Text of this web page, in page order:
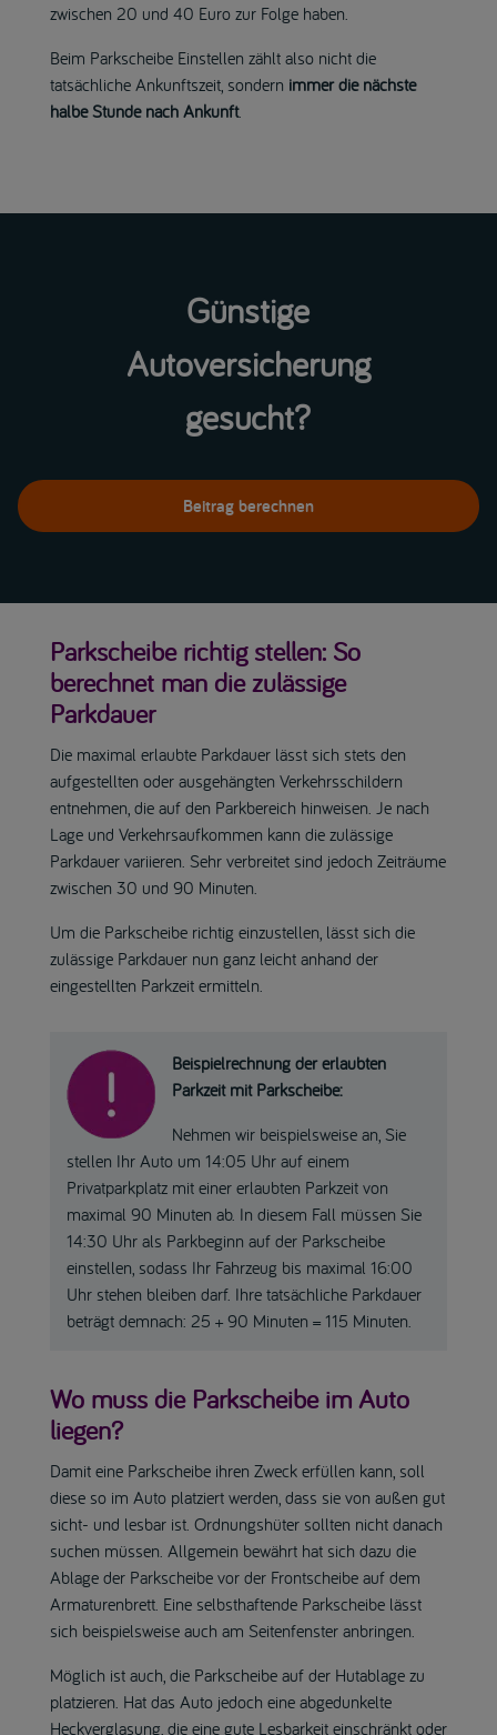
zwischen 20 und 40 Euro zur Folge haben.
Beim Parkscheibe Einstellen zählt also nicht die
tatsächliche Ankunftszeit, sondern immer die nächste
halbe Stunde nach Ankunft.
Günstige
Autoversicherung
gesucht?
Beitrag berechnen
Parkscheibe richtig stellen: So
berechnet man die zulässige
Parkdauer
Die maximal erlaubte Parkdauer lässt sich stets den
aufgestellten oder ausgehängten Verkehrsschildern
entnehmen, die auf den Parkbereich hinweisen. Je nach
Lage und Verkehrsaufkommen kann die zulässige
Parkdauer variieren. Sehr verbreitet sind jedoch Zeiträume
zwischen 30 und 90 Minuten.
Um die Parkscheibe richtig einzustellen, lässt sich die
zulässige Parkdauer nun ganz leicht anhand der
eingestellten Parkzeit ermitteln.
Beispielrechnung der erlaubten
Parkzeit mit Parkscheibe:
Nehmen wir beispielsweise an, Sie
stellen Ihr Auto um 14:05 Uhr auf einem
Privatparkplatz mit einer erlaubten Parkzeit von
maximal 90 Minuten ab. In diesem Fall müssen Sie
14:30 Uhr als Parkbeginn auf der Parkscheibe
einstellen, sodass Ihr Fahrzeug bis maximal 16:00
Uhr stehen bleiben darf. Ihre tatsächliche Parkdauer
beträgt demnach: 25 + 90 Minuten = 115 Minuten.
Wo muss die Parkscheibe im Auto
liegen?
Damit eine Parkscheibe ihren Zweck erfüllen kann, soll
diese so im Auto platziert werden, dass sie von außen gut
sicht- und lesbar ist. Ordnungshüter sollten nicht danach
suchen müssen. Allgemein bewährt hat sich dazu die
Ablage der Parkscheibe vor der Frontscheibe auf dem
Armaturenbrett. Eine selbsthaftende Parkscheibe lässt
sich beispielsweise auch am Seitenfenster anbringen.
Möglich ist auch, die Parkscheibe auf der Hutablage zu
platzieren. Hat das Auto jedoch eine abgedunkelte
Heckverglasung, die eine gute Lesbarkeit einschränkt oder